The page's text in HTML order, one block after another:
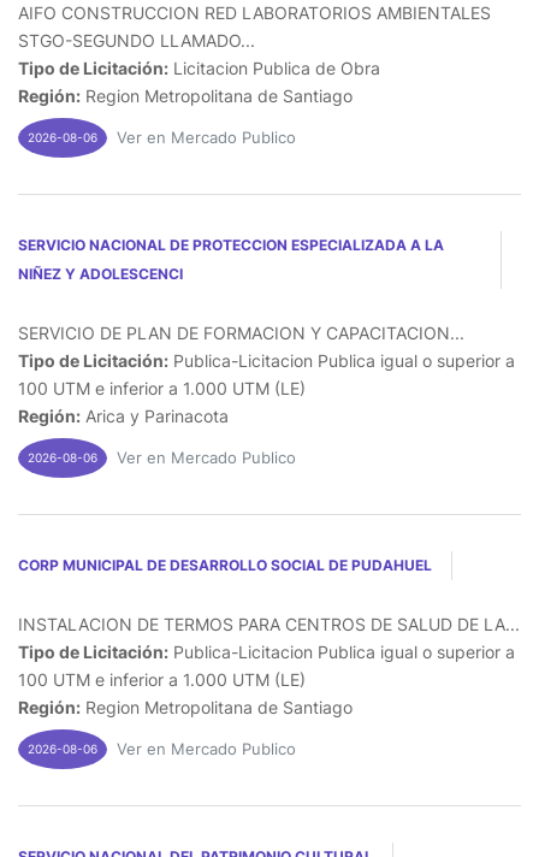
AIFO CONSTRUCCION RED LABORATORIOS AMBIENTALES
STGO-SEGUNDO LLAMADO...
Tipo de Licitación: Licitacion Publica de Obra
Región: Region Metropolitana de Santiago
2026-08-06 Ver en Mercado Publico
SERVICIO NACIONAL DE PROTECCION ESPECIALIZADA A LA
NIÑEZ Y ADOLESCENCI
SERVICIO DE PLAN DE FORMACION Y CAPACITACION...
Tipo de Licitación: Publica-Licitacion Publica igual o superior a
100 UTM e inferior a 1.000 UTM (LE)
Región: Arica y Parinacota
2026-08-06 Ver en Mercado Publico
CORP MUNICIPAL DE DESARROLLO SOCIAL DE PUDAHUEL
INSTALACION DE TERMOS PARA CENTROS DE SALUD DE LA...
Tipo de Licitación: Publica-Licitacion Publica igual o superior a
100 UTM e inferior a 1.000 UTM (LE)
Región: Region Metropolitana de Santiago
2026-08-06 Ver en Mercado Publico